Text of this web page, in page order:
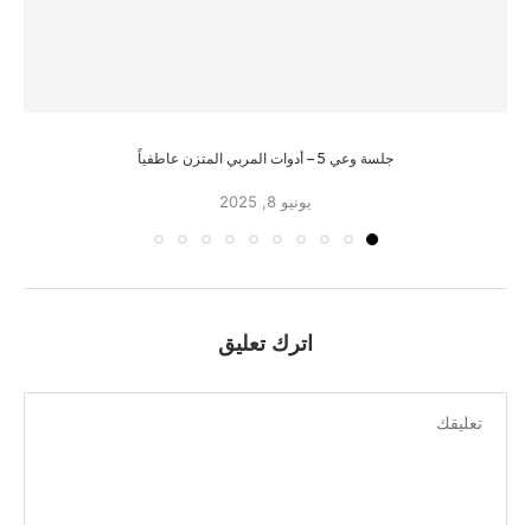
جلسة وعي 5 – أدوات المربي المتزن عاطفياً
يونيو 8, 2025
اترك تعليق